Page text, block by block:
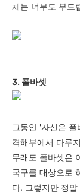
체는 너무도 부드
3. 폴바셋
그동안 '자신은
격해부에서 다루
무래도 폴바셋은
국구를 대상으로
다. 그렇지만 정